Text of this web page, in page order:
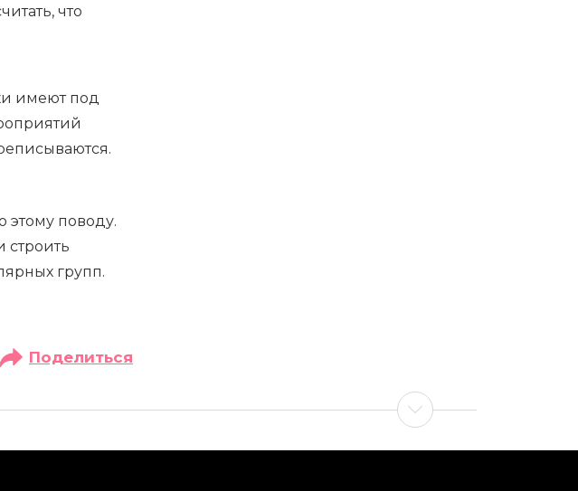
что
имеют под
этому поводу.
строить
групп.
Поделиться